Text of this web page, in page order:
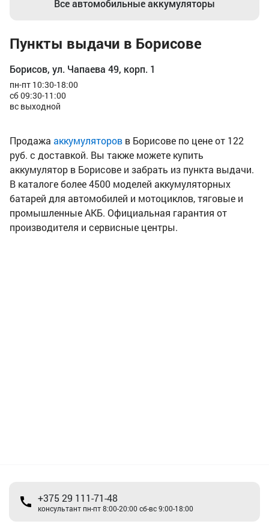
Все автомобильные аккумуляторы
Пункты выдачи в Борисове
Борисов, ул. Чапаева 49, корп. 1
пн-пт 10:30-18:00
сб 09:30-11:00
вс выходной
Продажа аккумуляторов в Борисове по цене от 122
руб. с доставкой. Вы также можете купить
аккумулятор в Борисове и забрать из пункта выдачи.
В каталоге более 4500 моделей аккумуляторных
батарей для автомобилей и мотоциклов, тяговые и
промышленные АКБ. Официальная гарантия от
производителя и сервисные центры.
+375 29 111-71-48
консультант пн-пт 8:00-20:00 сб-вс 9:00-18:00